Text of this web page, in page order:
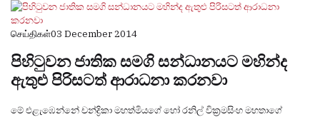
செய்திகள்03 December 2014
පිහිටුවන ජාතික සමගි සන්ධානයට මහින්ද
ඇතුළු පිරිසටත් ආරාධනා කරනවා
මේ එළැඹෙන්නේ චන්ද්‍රිකා මහත්මියගේ හෝ රනිල් වික්‍රමසිංහ මහතාගේ